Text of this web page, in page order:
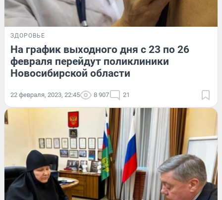
ЗДОРОВЬЕ
На график выходного дня с 23 по 26
февраля перейдут поликлиники
Новосибирской области
22 февраля, 2023, 22:45 8 907 21